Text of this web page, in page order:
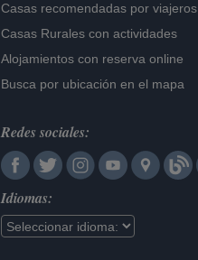
Casas recomendadas por viajeros
Casas Rurales con actividades
Alojamientos con reserva online
Busca por ubicación en el mapa
Redes sociales:
Idiomas: